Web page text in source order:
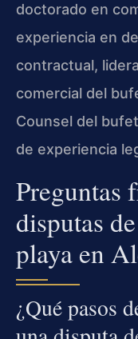
doctorado en
experiencia en
contractual,
comercial del
Counsel del
de experiencia
Preguntas
disputas
playa en
¿Qué pasos